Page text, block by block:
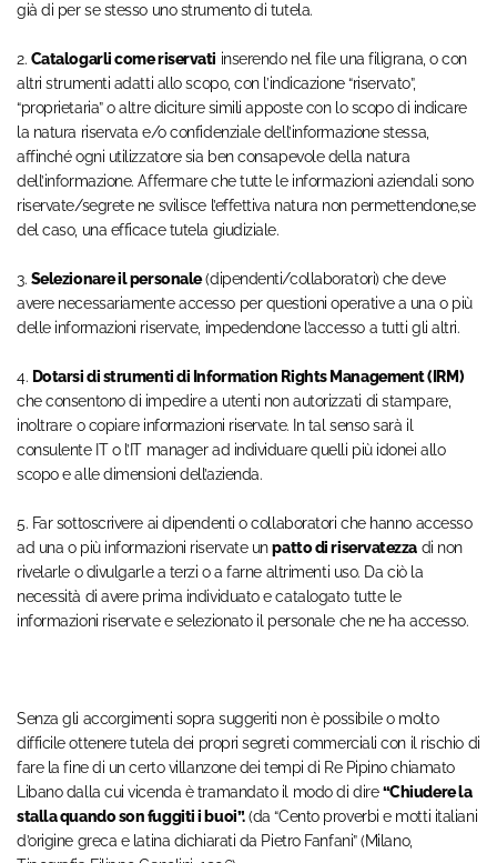
già di per se stesso uno strumento di tutela.
2. Catalogarli come riservati inserendo nel file una filigrana, o con
altri strumenti adatti allo scopo, con l’indicazione “riservato”,
“proprietaria” o altre diciture simili apposte con lo scopo di indicare
la natura riservata e/o confidenziale dell’informazione stessa,
affinché ogni utilizzatore sia ben consapevole della natura
dell’informazione. Affermare che tutte le informazioni aziendali sono
riservate/segrete ne svilisce l’effettiva natura non permettendone,se
del caso, una efficace tutela giudiziale.
3. Selezionare il personale(dipendenti/collaboratori) che deve
avere necessariamente accesso per questioni operative a una o più
delle informazioni riservate, impedendone l’accesso a tutti gli altri.
4. Dotarsi di strumenti di Information Rights Management (IRM)
che consentono di impedire a utenti non autorizzati di stampare,
inoltrare o copiare informazioni riservate. In tal senso sarà il
consulente IT o l’IT manager ad individuare quelli più idonei allo
scopo e alle dimensioni dell’azienda.
5. Far sottoscrivere ai dipendenti o collaboratori che hanno accesso
ad una o più informazioni riservate unpatto di riservatezza di non
rivelarle o divulgarle a terzi o a farne altrimenti uso. Da ciò la
necessità di avere prima individuato e catalogato tutte le
informazioni riservate e selezionato il personale che ne ha accesso.
Senza gli accorgimenti sopra suggeriti non è possibile o molto
difficile ottenere tutela dei propri segreti commerciali con il rischio di
fare la fine di un certo villanzone dei tempi di Re Pipino chiamato
Libano dalla cui vicenda è tramandato il modo di dire“Chiudere la
stalla quando son fuggiti i buoi”.(da “Cento proverbi e motti italiani
d’origine greca e latina dichiarati da Pietro Fanfani” (Milano,